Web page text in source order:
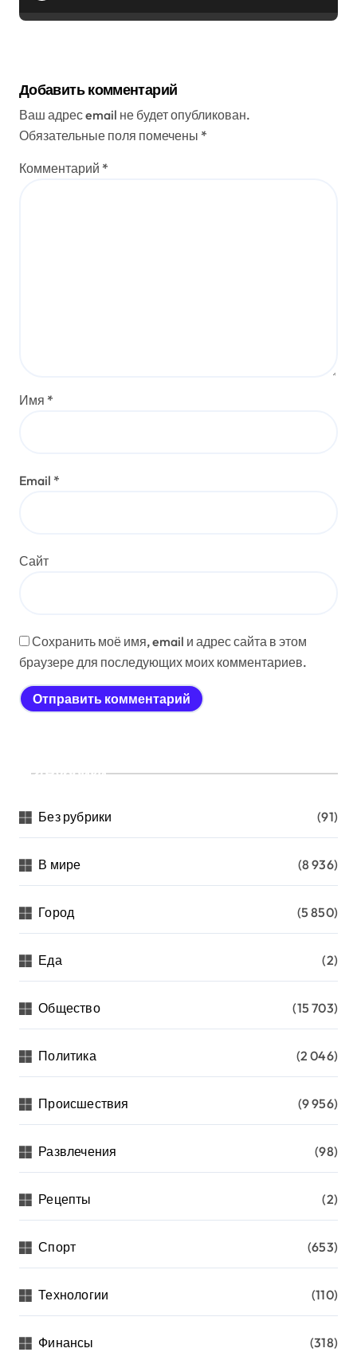
Добавить комментарий
Ваш адрес email не будет опубликован.
Обязательные поля помечены *
Комментарий *
Имя *
Email *
Сайт
Сохранить моё имя, email и адрес сайта в этом
браузере для последующих моих комментариев.
Рубрики
Без рубрики (91)
В мире (8 936)
Город (5 850)
Еда (2)
Общество (15 703)
Политика (2 046)
Происшествия (9 956)
Развлечения (98)
Рецепты (2)
Спорт (653)
Технологии (110)
Финансы (318)